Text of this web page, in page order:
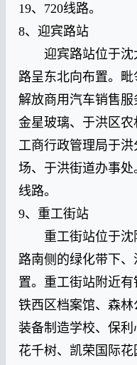
19、720线路。
8、迎宾路站
迎宾路站位于沈
路呈东北向布置。毗
解放商用汽车销售服
金星玻璃、于洪区农
工商行政管理局于
场、于洪街道办事处
线路。
9、重工街站
重工街站位于沈
路南侧的绿化带下
置。重工街站附近有
铁西区档案馆、森林
装备制造学校、保
花千树、凯荣国际